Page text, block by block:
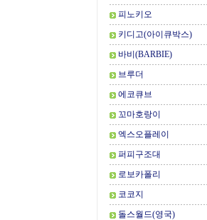
피노키오
키디고(아이큐박스)
바비(BARBIE)
브루더
에코큐브
꼬마호랑이
엑스오플레이
퍼피구조대
로보카폴리
코코지
돌스월드(영국)